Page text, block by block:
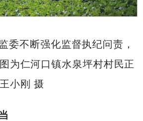
委不断强化监督执纪问责，
为仁河口镇水泉坪村村民正
小刚 摄